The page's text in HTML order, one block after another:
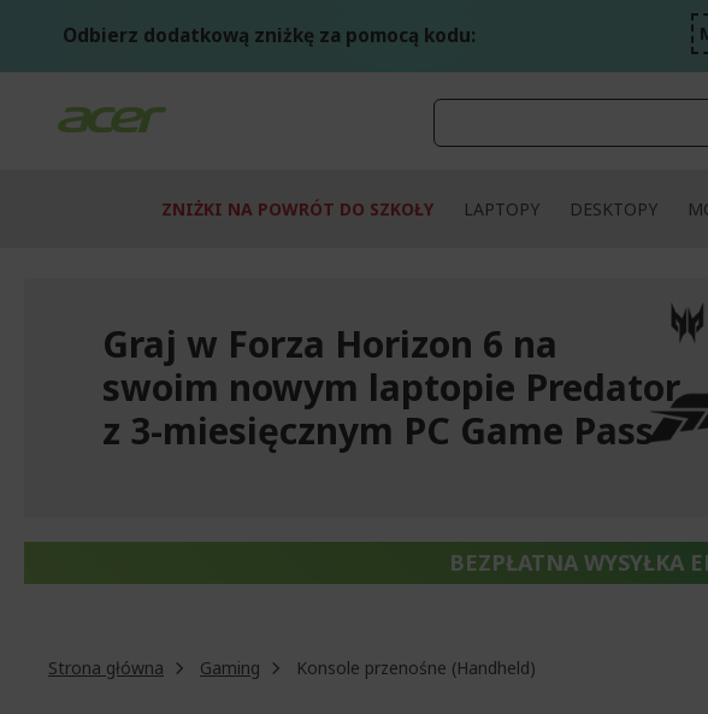
Odbierz dodatkową zniżkę za pomocą kodu:
ZNIŻKI NA POWRÓT DO SZKOŁY LAPTOPY DESKTOPY
Graj w Forza Horizon 6 na
swoim nowym laptopie Predator
z 3-miesięcznym PC Game Pass
BEZPŁATNA WYSYŁKA
Strona główna Gaming Konsole przenośne (Handheld)